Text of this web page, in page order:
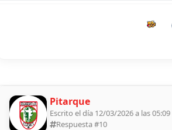
Pitarque
Escrito el día 12/03/2026 a las 05:09
Respuesta #10